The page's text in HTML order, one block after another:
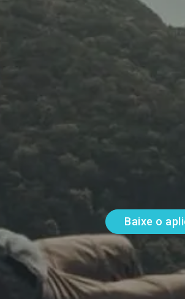
Baixe o